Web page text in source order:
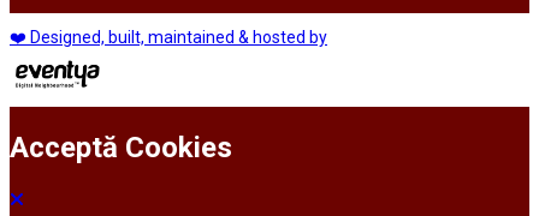
❤️ Designed, built, maintained & hosted by
Acceptă Cookies